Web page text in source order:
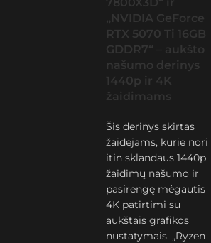
„NVIDIA GeForce
RTX 5070 Ti 16GB
GDDR7“ – aukšto
našumo derinys
1440p ir 4K
žaidimams
Šis derinys skirtas
žaidėjams, kurie nori
itin sklandaus 1440p
žaidimų našumo ir
pasirengę mėgautis
4K patirtimi su
aukštais grafikos
nustatymais. „Ryzen